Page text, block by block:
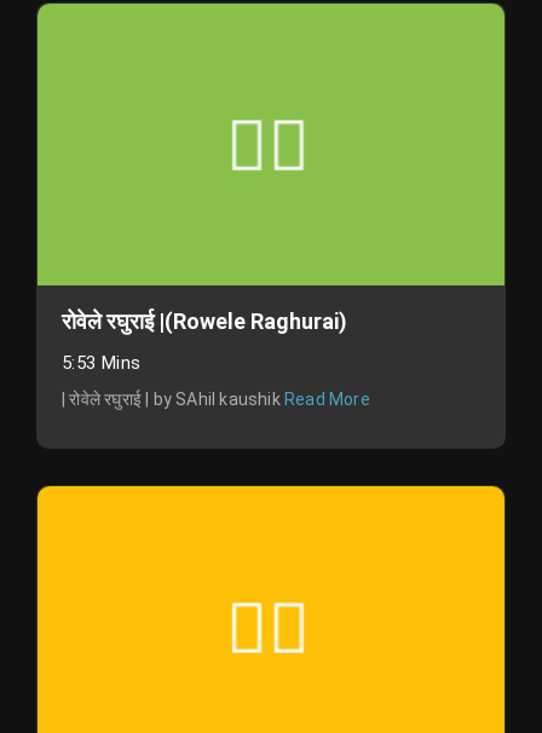
रोवेले रघुराई |(Rowele Raghurai)
5:53 Mins
| रोवेले रघुराई | by SAhil kaushik Read More